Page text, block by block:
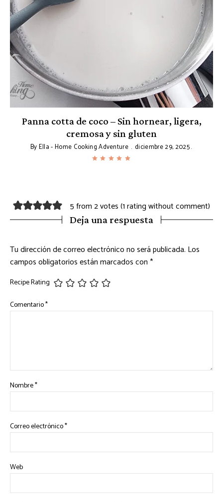
Panna cotta de coco – Sin hornear, ligera,
cremosa y sin gluten
ByElla - Home Cooking Adventure diciembre 29, 2025
5 from 2 votes (1 rating without comment)
Deja una respuesta
Tu dirección de correo electrónico no será publicada. Los
campos obligatorios están marcados con*
Recipe Rating
Comentario*
Nombre*
Correo electrónico*
Web